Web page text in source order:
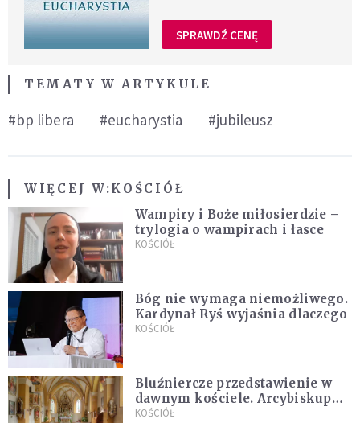
SPRAWDŹ CENĘ
TEMATY W ARTYKULE
#bp libera #eucharystia #jubileusz
WIĘCEJ W:KOŚCIÓŁ
Wampiry i Boże miłosierdzie –
trylogia o wampirach i łasce
KOŚCIÓŁ
Bóg nie wymaga niemożliwego.
Kardynał Ryś wyjaśnia dlaczego
KOŚCIÓŁ
Bluźniercze przedstawienie w
dawnym kościele. Arcybiskup
stanowczo reaguje
KOŚCIÓŁ